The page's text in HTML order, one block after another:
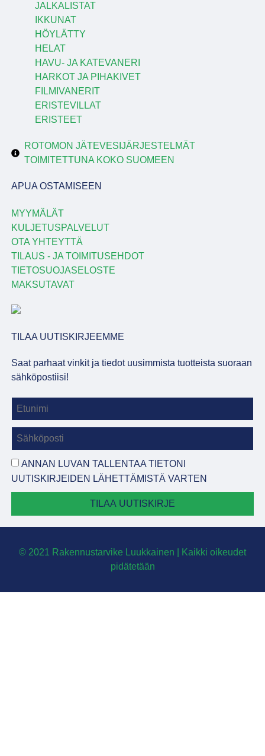
JALKALISTAT
IKKUNAT
HÖYLÄTTY
HELAT
HAVU- JA KATEVANERI
HARKOT JA PIHAKIVET
FILMIVANERIT
ERISTEVILLAT
ERISTEET
ROTOMON JÄTEVESIJÄRJESTELMÄT
TOIMITETTUNA KOKO SUOMEEN
APUA OSTAMISEEN
MYYMÄLÄT
KULJETUSPALVELUT
OTA YHTEYTTÄ
TILAUS - JA TOIMITUSEHDOT
TIETOSUOJASELOSTE
MAKSUTAVAT
TILAA UUTISKIRJEEMME
Saat parhaat vinkit ja tiedot uusimmista tuotteista suoraan
sähköpostiisi!
ANNAN LUVAN TALLENTAA TIETONI
UUTISKIRJEIDEN LÄHETTÄMISTÄ VARTEN
TILAA UUTISKIRJE
© 2021 Rakennustarvike Luukkainen | Kaikki oikeudet
pidätetään